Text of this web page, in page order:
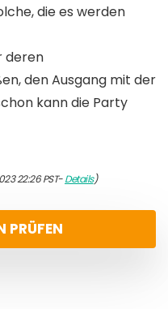
die es werden
deren
den Ausgang mit der
kann die Party
22:26 PST-Details)
PRÜFEN